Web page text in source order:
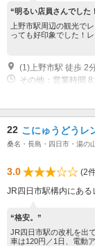
“明るい店員さんでした
上野市駅周辺の観光で
っても好印象でした！レ
(1)上野市駅 徒歩 2
その他：営業時間
22 こにゅうどうレ
桑名・長島・四日市・湯の
3.0
(2
JR四日市駅構内にある
“格安。”
JR四日市駅の改札を出
車は120円／1日、電動ア